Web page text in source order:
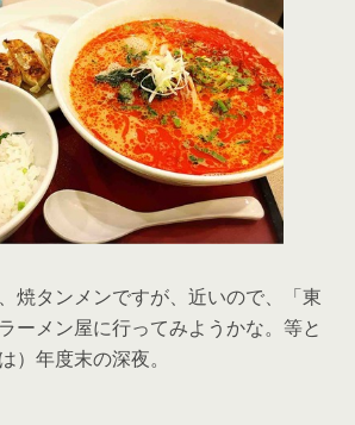
焼タンメンですが、近いので、「東
ーメン屋に行ってみようかな。等と
）年度末の深夜。